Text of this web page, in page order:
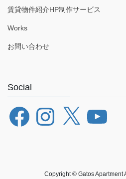
賃貸物件紹介HP制作サービス
Works
お問い合わせ
Social
FacebookInstagram YouTube
Copyright © Gatos Apartment